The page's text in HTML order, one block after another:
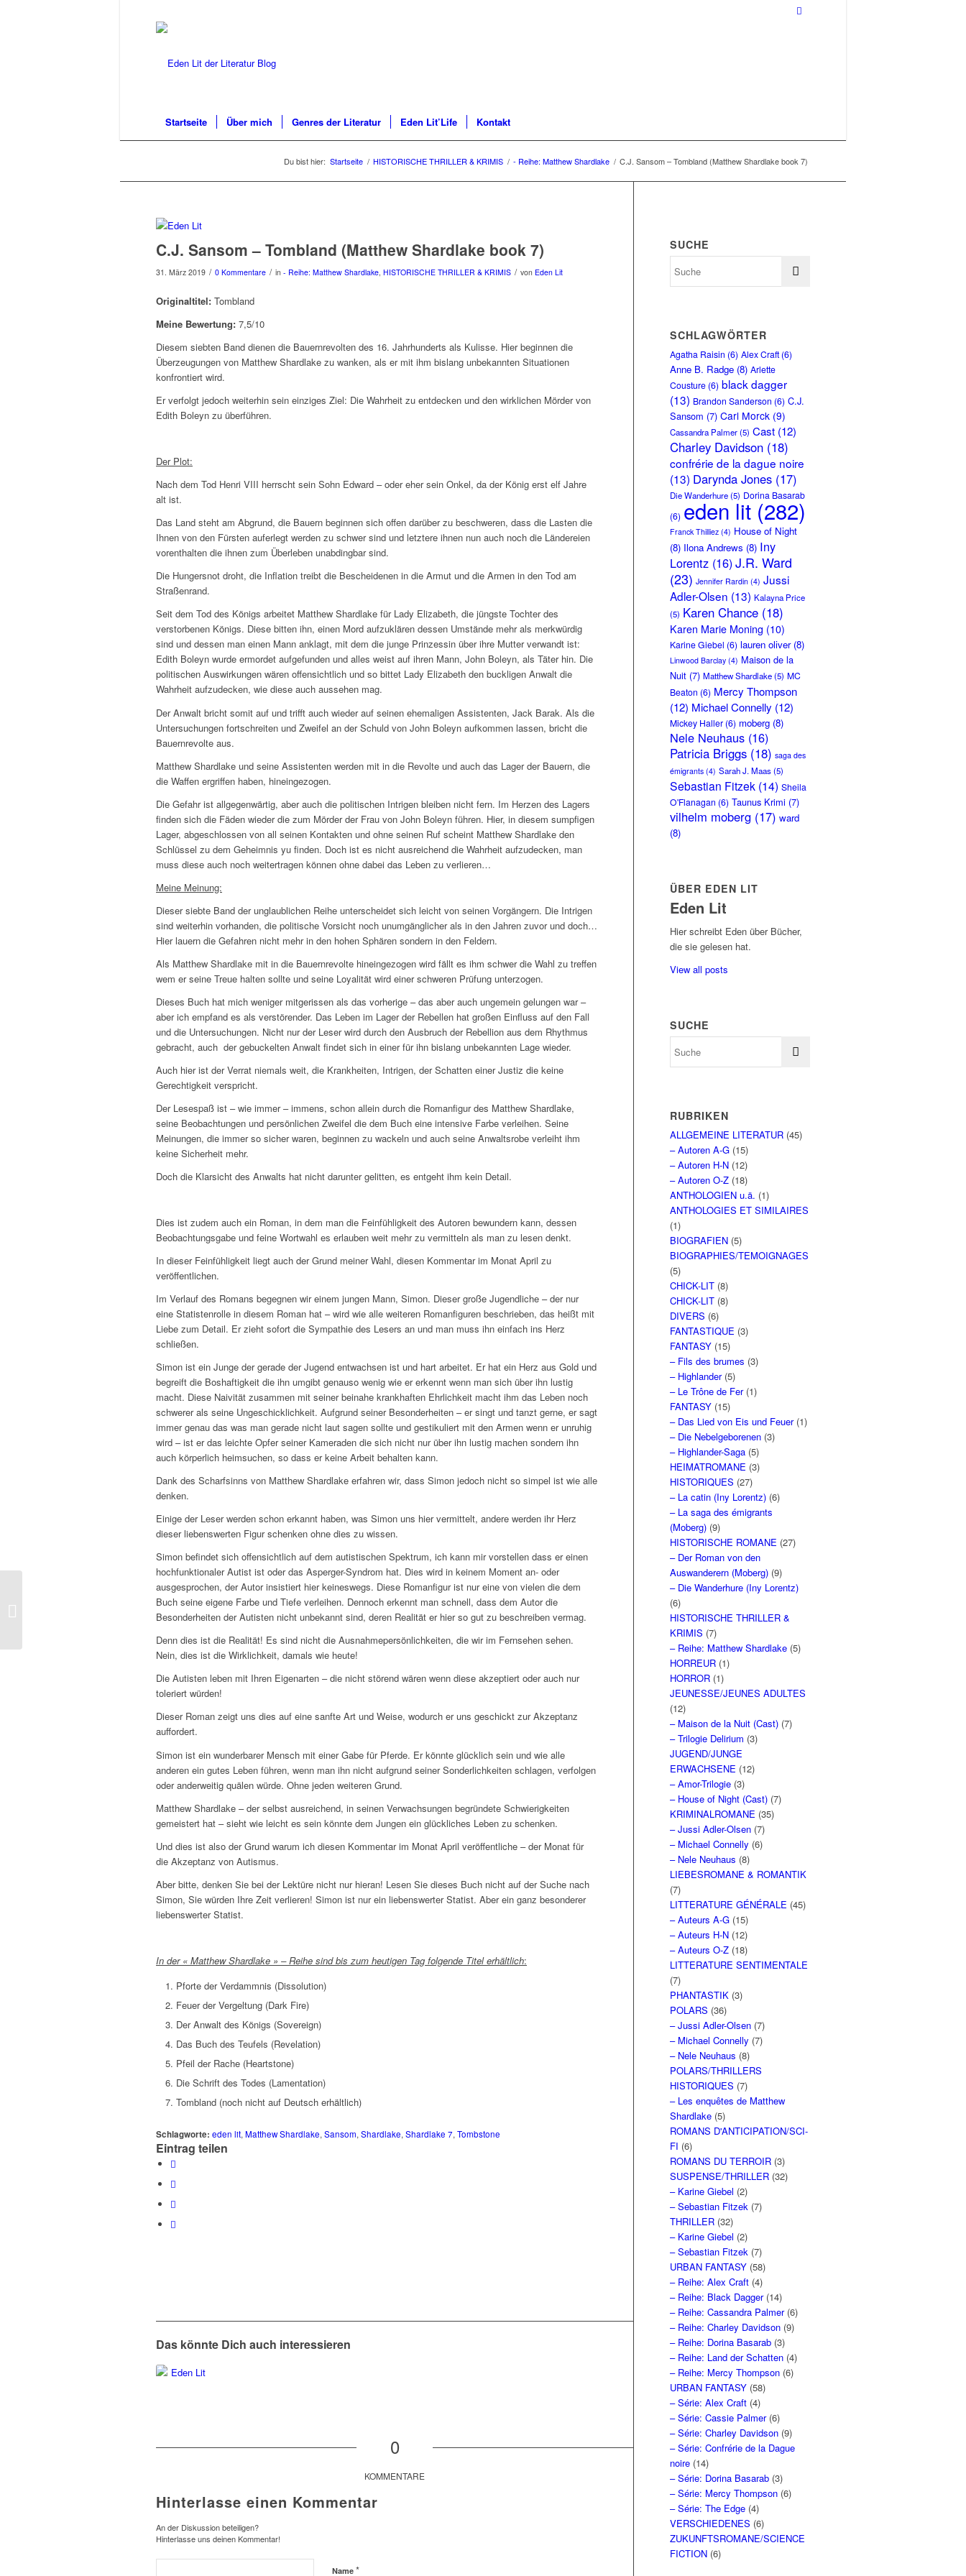
Startseite Über mich Genres der Literatur Eden Lit’Life Kontakt
Du bist hier: Startseite / HISTORISCHE THRILLER & KRIMIS / - Reihe: Matthew Shardlake / C.J. Sansom – Tombland (Matthew Shardlake book 7)
C.J. Sansom – Tombland (Matthew Shardlake book 7)
31. März 2019 / 0 Kommentare / in - Reihe: Matthew Shardlake, HISTORISCHE THRILLER & KRIMIS / von Eden Lit
Originaltitel: Tombland
Meine Bewertung: 7,5/10
Diesem siebten Band dienen die Bauernrevolten des 16. Jahrhunderts als Kulisse. Hier beginnen die
Überzeugungen von Matthew Shardlake zu wanken, als er mit ihm bislang unbekannten Situationen
konfrontiert wird.
Er verfolgt jedoch weiterhin sein einziges Ziel: Die Wahrheit zu entdecken und den wirklichen Mörder von
Edith Boleyn zu überführen.
Der Plot:
Nach dem Tod Henri VIII herrscht sein Sohn Edward – oder eher sein Onkel, da der König erst elf Jahre
alt ist.
Das Land steht am Abgrund, die Bauern beginnen sich offen darüber zu beschweren, dass die Lasten die
Ihnen von den Fürsten auferlegt werden zu schwer sind und letztere ihnen nun auch noch die Ländereien
vorenthalten die ihnen zum Überleben unabdingbar sind.
Die Hungersnot droht, die Inflation treibt die Bescheidenen in die Armut und die Armen in den Tod am
Straßenrand.
Seit dem Tod des Königs arbeitet Matthew Shardlake für Lady Elizabeth, die jüngste Tochter des
verstorbenen Königs. Diese bitten ihn, einen Mord aufzuklären dessen Umstände mehr als merkwürdig
sind und dessen man einen Mann anklagt, mit dem die junge Prinzessin über ihre Mutter verwandt ist:
Edith Boleyn wurde ermordet aufgefunden und alles weist auf ihren Mann, John Boleyn, als Täter hin. Die
politischen Auswirkungen wären offensichtlich und so bittet Lady Elizabeth den buckligen Anwalt die
Wahrheit aufzudecken, wie diese auch aussehen mag.
Der Anwalt bricht somit auf und trifft auch wieder auf seinen ehemaligen Assistenten, Jack Barak. Als die
Untersuchungen fortschreiten und Zweifel an der Schuld von John Boleyn aufkommen lassen, bricht die
Bauernrevolte aus.
Matthew Shardlake und seine Assistenten werden mit in die Revolte und auch das Lager der Bauern, die
die Waffen ergriffen haben, hineingezogen.
Die Gefahr ist allgegenwärtig, aber auch die politischen Intrigen bleiben nicht fern. Im Herzen des Lagers
finden sich die Fäden wieder die zum Mörder der Frau von John Boleyn führen. Hier, in diesem sumpfigen
Lager, abgeschlossen von all seinen Kontakten und ohne seinen Ruf scheint Matthew Shardlake den
Schlüssel zu dem Geheimnis yu finden. Doch ist es nicht ausreichend die Wahrheit aufzudecken, man
muss diese auch noch weitertragen können ohne dabei das Leben zu verlieren…
Meine Meinung:
Dieser siebte Band der unglaublichen Reihe unterscheidet sich leicht von seinen Vorgängern. Die Intrigen
sind weiterhin vorhanden, die politische Vorsicht noch unumgänglicher als in den Jahren zuvor und doch…
Hier lauern die Gefahren nicht mehr in den hohen Sphären sondern in den Feldern.
Als Matthew Shardlake mit in die Bauernrevolte hineingezogen wird fällt es ihm schwer die Wahl zu treffen
wem er seine Treue halten sollte und seine Loyalität wird einer schweren Prüfung unterzogen.
Dieses Buch hat mich weniger mitgerissen als das vorherige – das aber auch ungemein gelungen war –
aber ich empfand es als verstörender. Das Leben im Lager der Rebellen hat großen Einfluss auf den Fall
und die Untersuchungen. Nicht nur der Leser wird durch den Ausbruch der Rebellion aus dem Rhythmus
gebracht, auch der gebuckelten Anwalt findet sich in einer für ihn bislang unbekannten Lage wieder.
Auch hier ist der Verrat niemals weit, die Krankheiten, Intrigen, der Schatten einer Justiz die keine
Gerechtigkeit verspricht.
Der Lesespaß ist – wie immer – immens, schon allein durch die Romanfigur des Matthew Shardlake,
seine Beobachtungen und persönlichen Zweifel die dem Buch eine intensive Farbe verleihen. Seine
Meinungen, die immer so sicher waren, beginnen zu wackeln und auch seine Anwaltsrobe verleiht ihm
keine Sicherheit mehr.
Doch die Klarsicht des Anwalts hat nicht darunter gelitten, es entgeht ihm kein Detail.
Dies ist zudem auch ein Roman, in dem man die Feinfühligkeit des Autoren bewundern kann, dessen
Beobachtungsgabe und feine Wortwahl es erlauben weit mehr zu vermitteln als man zu lesen denkt.
In dieser Feinfühligkeit liegt auch der Grund meiner Wahl, diesen Kommentar im Monat April zu
veröffentlichen.
Im Verlauf des Romans begegnen wir einem jungen Mann, Simon. Dieser große Jugendliche – der nur
eine Statistenrolle in diesem Roman hat – wird wie alle weiteren Romanfiguren beschrieben, das heißt mit
Liebe zum Detail. Er zieht sofort die Sympathie des Lesers an und man muss ihn einfach ins Herz
schließen.
Simon ist ein Junge der gerade der Jugend entwachsen ist und hart arbeitet. Er hat ein Herz aus Gold und
begreift die Boshaftigkeit die ihn umgibt genauso wenig wie er erkennt wenn man sich über ihn lustig
macht. Diese Naivität zusammen mit seiner beinahe krankhaften Ehrlichkeit macht ihm das Leben noch
schwerer als seine Ungeschicklichkeit. Aufgrund seiner Besonderheiten – er singt und tanzt gerne, er sagt
immer genau das was man gerade nicht laut sagen sollte und gestikuliert mit den Armen wenn er unruhig
wird – ist er das leichte Opfer seiner Kameraden die sich nicht nur über ihn lustig machen sondern ihn
auch körperlich heimsuchen, so dass er keine Arbeit behalten kann.
Dank des Scharfsinns von Matthew Shardlake erfahren wir, dass Simon jedoch nicht so simpel ist wie alle
denken.
Einige der Leser werden schon erkannt haben, was Simon uns hier vermittelt, andere werden ihr Herz
dieser liebenswerten Figur schenken ohne dies zu wissen.
Simon befindet sich offensichtlich auf dem autistischen Spektrum, ich kann mir vorstellen dass er einen
hochfunktionaler Autist ist oder das Asperger-Syndrom hat. Dies wird in keinem Moment an- oder
ausgesprochen, der Autor insistiert hier keineswegs. Diese Romanfigur ist nur eine von vielen die dem
Buch seine eigene Farbe und Tiefe verleihen. Dennoch erkennt man schnell, dass dem Autor die
Besonderheiten der Autisten nicht unbekannt sind, deren Realität er hier so gut zu beschreiben vermag.
Denn dies ist die Realität! Es sind nicht die Ausnahmepersönlichkeiten, die wir im Fernsehen sehen.
Nein, dies ist die Wirklichkeit, damals wie heute!
Die Autisten leben mit Ihren Eigenarten – die nicht störend wären wenn diese akzeptiert oder auch nur
toleriert würden!
Dieser Roman zeigt uns dies auf eine sanfte Art und Weise, wodurch er uns geschickt zur Akzeptanz
auffordert.
Simon ist ein wunderbarer Mensch mit einer Gabe für Pferde. Er könnte glücklich sein und wie alle
anderen ein gutes Leben führen, wenn man ihn nicht aufgrund seiner Sonderlichkeiten schlagen, verfolgen
oder anderweitig quälen würde. Ohne jeden weiteren Grund.
Matthew Shardlake – der selbst ausreichend, in seinen Verwachsungen begründete Schwierigkeiten
gemeistert hat – sieht wie leicht es sein könnte dem Jungen ein glückliches Leben zu schenken.
Und dies ist also der Grund warum ich diesen Kommentar im Monat April veröffentliche – der Monat für
die Akzeptanz von Autismus.
Aber bitte, denken Sie bei der Lektüre nicht nur hieran! Lesen Sie dieses Buch nicht auf der Suche nach
Simon, Sie würden Ihre Zeit verlieren! Simon ist nur ein liebenswerter Statist. Aber ein ganz besonderer
liebenswerter Statist.
In der « Matthew Shardlake » – Reihe sind bis zum heutigen Tag folgende Titel erhältlich:
Pforte der Verdammnis (Dissolution)
Feuer der Vergeltung (Dark Fire)
Der Anwalt des Königs (Sovereign)
Das Buch des Teufels (Revelation)
Pfeil der Rache (Heartstone)
Die Schrift des Todes (Lamentation)
Tombland (noch nicht auf Deutsch erhältlich)
Schlagworte: eden lit, Matthew Shardlake, Sansom, Shardlake, Shardlake 7, Tombstone
Eintrag teilen
Das könnte Dich auch interessieren
0
KOMMENTARE
Hinterlasse einen Kommentar
An der Diskussion beteiligen?
Hinterlasse uns deinen Kommentar!
Name *
SUCHE
SCHLAGWÖRTER
Agatha Raisin (6) Alex Craft (6)
Anne B. Radge (8) Arlette
Cousture (6) black dagger
(13) Brandon Sanderson (6) C.J.
Sansom (7) Carl Morck (9)
Cassandra Palmer(5) Cast (12)
Charley Davidson (18)
confrérie de la dague noire
(13) Darynda Jones (17)
Die Wanderhure(5) Dorina Basarab
(6) eden lit (282)
Franck Thilliez (4) House of Night
(8) Ilona Andrews (8) Iny
Lorentz (16)J.R. Ward
(23) Jennifer Rardin (4) Jussi
Adler-Olsen (13) Kalayna Price
(5) Karen Chance (18)
Karen Marie Moning (10)
Karine Giebel (6) lauren oliver(8)
Linwood Barclay (4) Maison de la
Nuit (7) Matthew Shardlake(5) MC
Beaton (6) Mercy Thompson
(12) Michael Connelly (12)
Mickey Haller (6) moberg (8)
Nele Neuhaus (16)
Patricia Briggs (18) saga des
émigrants (4) Sarah J. Maas(5)
Sebastian Fitzek (14) Sheila
O'Flanagan (6) Taunus Krimi (7)
vilhelm moberg (17) ward
(8)
ÜBER EDEN LIT
Eden Lit
Hier schreibt Eden über Bücher,
die sie gelesen hat.
View all posts
SUCHE
RUBRIKEN
ALLGEMEINE LITERATUR (45)
– Autoren A-G (15)
– Autoren H-N (12)
– Autoren O-Z (18)
ANTHOLOGIEN u.ä. (1)
ANTHOLOGIES ET SIMILAIRES
(1)
BIOGRAFIEN (5)
BIOGRAPHIES/TEMOIGNAGES
(5)
CHICK-LIT (8)
CHICK-LIT (8)
DIVERS (6)
FANTASTIQUE (3)
FANTASY (15)
– Fils des brumes (3)
– Highlander(5)
– Le Trône de Fer(1)
FANTASY (15)
– Das Lied von Eis und Feuer(1)
– Die Nebelgeborenen (3)
– Highlander-Saga (5)
HEIMATROMANE (3)
HISTORIQUES (27)
– La catin (Iny Lorentz) (6)
– La saga des émigrants
(Moberg) (9)
HISTORISCHE ROMANE (27)
– Der Roman von den
Auswanderern (Moberg) (9)
– Die Wanderhure (Iny Lorentz)
(6)
HISTORISCHE THRILLER &
KRIMIS (7)
– Reihe: Matthew Shardlake (5)
HORREUR (1)
HORROR (1)
JEUNESSE/JEUNES ADULTES
(12)
– Maison de la Nuit (Cast) (7)
– Trilogie Delirium (3)
JUGEND/JUNGE
ERWACHSENE (12)
– Amor-Trilogie (3)
– House of Night (Cast) (7)
KRIMINALROMANE (35)
– Jussi Adler-Olsen (7)
– Michael Connelly (6)
– Nele Neuhaus (8)
LIEBESROMANE & ROMANTIK
(7)
LITTERATURE GÉNÉRALE (45)
– Auteurs A-G (15)
– Auteurs H-N (12)
– Auteurs O-Z (18)
LITTERATURE SENTIMENTALE
(7)
PHANTASTIK (3)
POLARS (36)
– Jussi Adler-Olsen (7)
– Michael Connelly (7)
– Nele Neuhaus (8)
POLARS/THRILLERS
HISTORIQUES (7)
– Les enquêtes de Matthew
Shardlake (5)
ROMANS D'ANTICIPATION/SCI-
FI (6)
ROMANS DU TERROIR (3)
SUSPENSE/THRILLER (32)
– Karine Giebel (2)
– Sebastian Fitzek (7)
THRILLER (32)
– Karine Giebel (2)
– Sebastian Fitzek (7)
URBAN FANTASY (58)
– Reihe: Alex Craft (4)
– Reihe: Black Dagger(14)
– Reihe: Cassandra Palmer(6)
– Reihe: Charley Davidson (9)
– Reihe: Dorina Basarab (3)
– Reihe: Land der Schatten (4)
– Reihe: Mercy Thompson (6)
URBAN FANTASY (58)
– Série: Alex Craft (4)
– Série: Cassie Palmer(6)
– Série: Charley Davidson (9)
– Série: Confrérie de la Dague
noire (14)
– Série: Dorina Basarab (3)
– Série: Mercy Thompson (6)
– Série: The Edge (4)
VERSCHIEDENES (6)
ZUKUNFTSROMANE/SCIENCE
FICTION (6)